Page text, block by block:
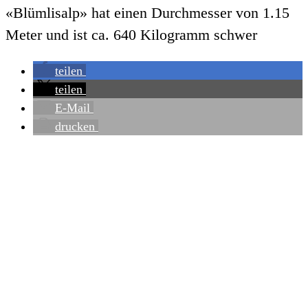
«Blümlisalp» hat einen Durchmesser von 1.15
Meter und ist ca. 640 Kilogramm schwer
teilen
teilen
E-Mail
drucken